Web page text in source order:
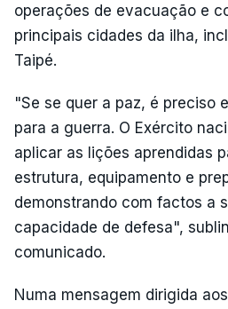
operações de evacuação e
principais cidades da ilha,
Taipé.
"Se se quer a paz, é preciso
para a guerra. O Exército
aplicar as lições aprendidas
estrutura, equipamento e
demonstrando com factos a
capacidade de defesa",
comunicado.
Numa mensagem dirigida